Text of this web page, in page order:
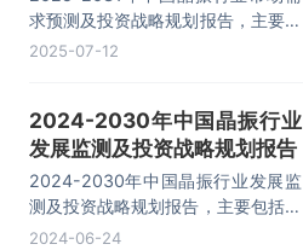
求预测及投资战略规划报告，主要包
括主要生产厂商发展概况、相关产业
2025-07-12
2024-2030年中国晶振行业
发展监测及投资战略规划报告
2024-2030年中国晶振行业发展监
测及投资战略规划报告，主要包括主
要生产厂商发展概况、相关产业分
2024-06-24